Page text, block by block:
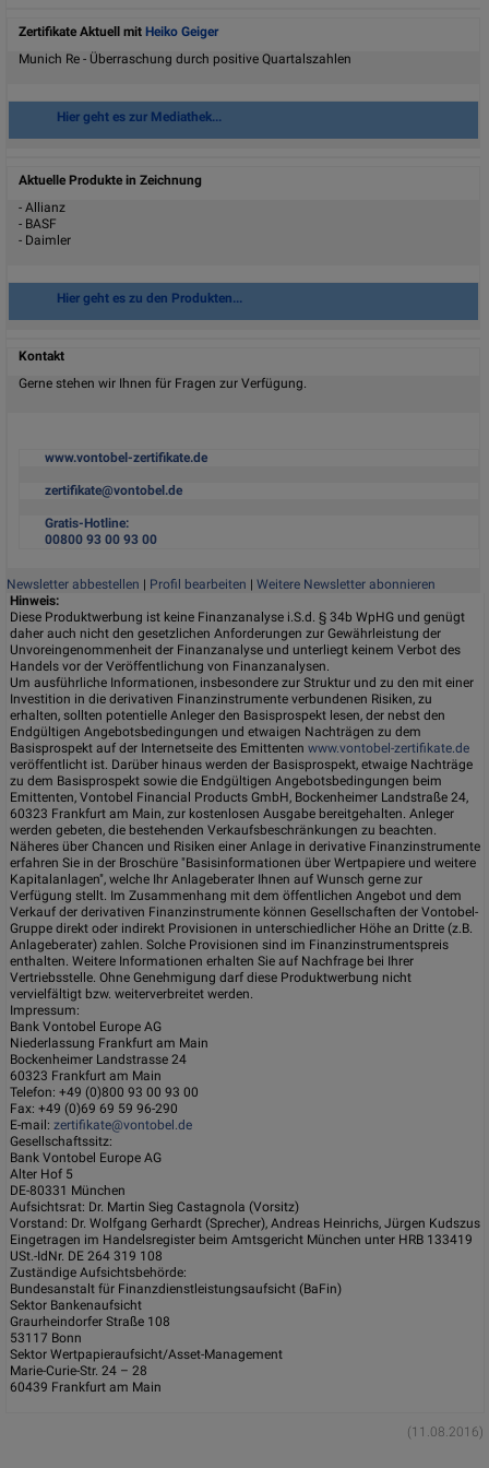
Zertifikate Aktuell mit Heiko Geiger
Munich Re - Überraschung durch positive Quartalszahlen
Hier geht es zur Mediathek...
Aktuelle Produkte in Zeichnung
- Allianz
- BASF
- Daimler
Hier geht es zu den Produkten...
Kontakt
Gerne stehen wir Ihnen für Fragen zur Verfügung.
www.vontobel-zertifikate.de
zertifikate@vontobel.de
Gratis-Hotline:
00800 93 00 93 00
Newsletter abbestellen | Profil bearbeiten | Weitere Newsletter abonnieren
Hinweis:
Diese Produktwerbung ist keine Finanzanalyse i.S.d. § 34b WpHG und genügt
daher auch nicht den gesetzlichen Anforderungen zur Gewährleistung der
Unvoreingenommenheit der Finanzanalyse und unterliegt keinem Verbot des
Handels vor der Veröffentlichung von Finanzanalysen.
Um ausführliche Informationen, insbesondere zur Struktur und zu den mit einer
Investition in die derivativen Finanzinstrumente verbundenen Risiken, zu
erhalten, sollten potentielle Anleger den Basisprospekt lesen, der nebst den
Endgültigen Angebotsbedingungen und etwaigen Nachträgen zu dem
Basisprospekt auf der Internetseite des Emittenten www.vontobel-zertifikate.de
veröffentlicht ist. Darüber hinaus werden der Basisprospekt, etwaige Nachträge
zu dem Basisprospekt sowie die Endgültigen Angebotsbedingungen beim
Emittenten, Vontobel Financial Products GmbH, Bockenheimer Landstraße 24,
60323 Frankfurt am Main, zur kostenlosen Ausgabe bereitgehalten. Anleger
werden gebeten, die bestehenden Verkaufsbeschränkungen zu beachten.
Näheres über Chancen und Risiken einer Anlage in derivative Finanzinstrumente
erfahren Sie in der Broschüre "Basisinformationen über Wertpapiere und weitere
Kapitalanlagen", welche Ihr Anlageberater Ihnen auf Wunsch gerne zur
Verfügung stellt. Im Zusammenhang mit dem öffentlichen Angebot und dem
Verkauf der derivativen Finanzinstrumente können Gesellschaften der Vontobel-
Gruppe direkt oder indirekt Provisionen in unterschiedlicher Höhe an Dritte (z.B.
Anlageberater) zahlen. Solche Provisionen sind im Finanzinstrumentspreis
enthalten. Weitere Informationen erhalten Sie auf Nachfrage bei Ihrer
Vertriebsstelle. Ohne Genehmigung darf diese Produktwerbung nicht
vervielfältigt bzw. weiterverbreitet werden.
Impressum:
Bank Vontobel Europe AG
Niederlassung Frankfurt am Main
Bockenheimer Landstrasse 24
60323 Frankfurt am Main
Telefon: +49 (0)800 93 00 93 00
Fax: +49 (0)69 69 59 96-290
E-mail: zertifikate@vontobel.de
Gesellschaftssitz:
Bank Vontobel Europe AG
Alter Hof 5
DE-80331 München
Aufsichtsrat: Dr. Martin Sieg Castagnola (Vorsitz)
Vorstand: Dr. Wolfgang Gerhardt (Sprecher), Andreas Heinrichs, Jürgen Kudszus
Eingetragen im Handelsregister beim Amtsgericht München unter HRB 133419
USt.-IdNr. DE 264 319 108
Zuständige Aufsichtsbehörde:
Bundesanstalt für Finanzdienstleistungsaufsicht (BaFin)
Sektor Bankenaufsicht
Graurheindorfer Straße 108
53117 Bonn
Sektor Wertpapieraufsicht/Asset-Management
Marie-Curie-Str. 24 – 28
60439 Frankfurt am Main
(11.08.2016)